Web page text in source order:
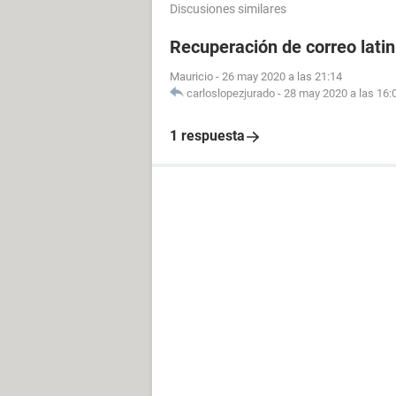
Discusiones similares
Recuperación de correo
Mauricio - 26 may 2020 a las 21:14
carloslopezjurado - 28 may 2020 a las
1 respuesta